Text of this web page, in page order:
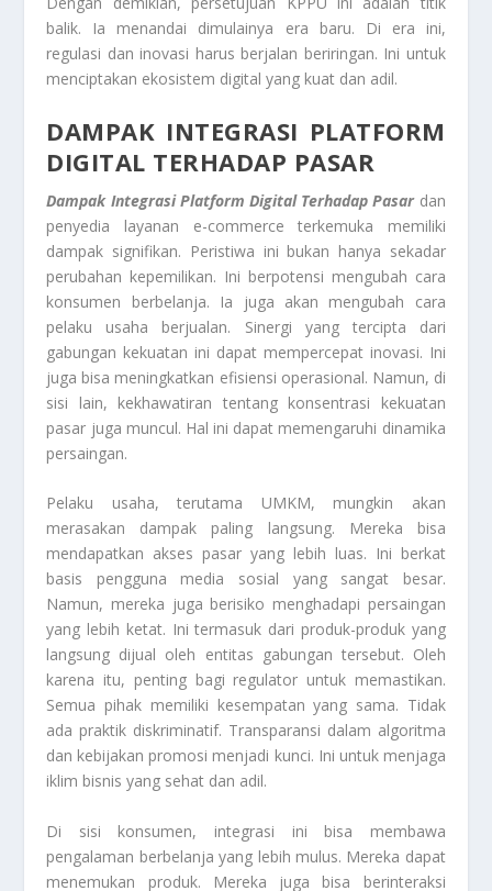
balik. Ia menandai dimulainya era baru. Di era ini,
regulasi dan inovasi harus berjalan beriringan. Ini untuk
menciptakan ekosistem digital yang kuat dan adil.
DAMPAK INTEGRASI PLATFORM
DIGITAL TERHADAP PASAR
Dampak Integrasi Platform Digital Terhadap Pasar dan
penyedia layanan e-commerce terkemuka memiliki
dampak signifikan. Peristiwa ini bukan hanya sekadar
perubahan kepemilikan. Ini berpotensi mengubah cara
konsumen berbelanja. Ia juga akan mengubah cara
pelaku usaha berjualan. Sinergi yang tercipta dari
gabungan kekuatan ini dapat mempercepat inovasi. Ini
juga bisa meningkatkan efisiensi operasional. Namun, di
sisi lain, kekhawatiran tentang konsentrasi kekuatan
pasar juga muncul. Hal ini dapat memengaruhi dinamika
persaingan.
Pelaku usaha, terutama UMKM, mungkin akan
merasakan dampak paling langsung. Mereka bisa
mendapatkan akses pasar yang lebih luas. Ini berkat
basis pengguna media sosial yang sangat besar.
Namun, mereka juga berisiko menghadapi persaingan
yang lebih ketat. Ini termasuk dari produk-produk yang
langsung dijual oleh entitas gabungan tersebut. Oleh
karena itu, penting bagi regulator untuk memastikan.
Semua pihak memiliki kesempatan yang sama. Tidak
ada praktik diskriminatif. Transparansi dalam algoritma
dan kebijakan promosi menjadi kunci. Ini untuk menjaga
iklim bisnis yang sehat dan adil.
Di sisi konsumen, integrasi ini bisa membawa
pengalaman berbelanja yang lebih mulus. Mereka dapat
menemukan produk. Mereka juga bisa berinteraksi